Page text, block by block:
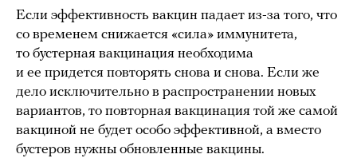
Если эффективность вакцин падает из-за того, что
со временем снижается «сила» иммунитета,
то бустерная вакцинация необходима
и ее придется повторять снова и снова. Если же
дело исключительно в распространении новых
вариантов, то повторная вакцинация той же самой
вакциной не будет особо эффективной, а вместо
бустеров нужны обновленные вакцины.